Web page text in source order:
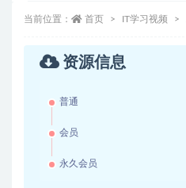
当前位置： 首页 IT学习视频
资源信息
普通
会员
永久会员